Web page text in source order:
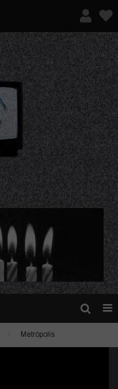
Metrópolis